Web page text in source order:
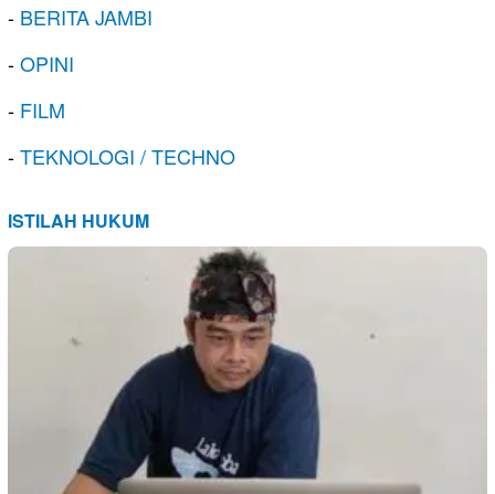
- BERITA JAMBI
-OPINI
- FILM
-TEKNOLOGI / TECHNO
ISTILAH HUKUM